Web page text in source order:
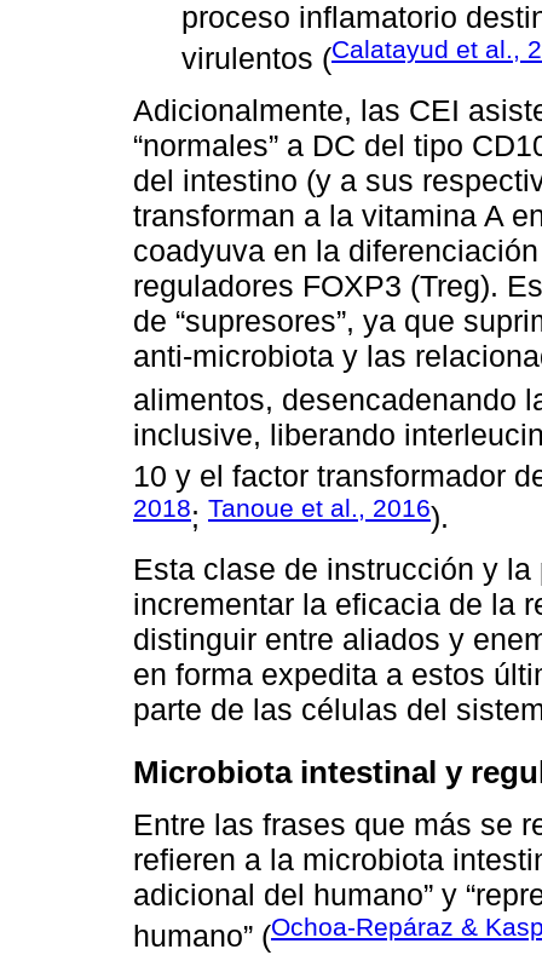
proceso inflamatorio
virulentos (Calatayud et al.,
Adicionalmente, las CEI
“normales” a DC del tipo
del intestino (y a sus
transforman a la vitamina A
coadyuva en la
reguladores FOXP3 (Treg).
de “supresores”, ya que
anti-microbiota y las
alimentos, desencadenando
inclusive, liberando
10 y el factor transformador
2018; Tanoue et al., 2016).
Esta clase de instrucción y
incrementar la eficacia de la
distinguir entre aliados y
en forma expedita a estos
parte de las células del
Microbiota intestinal y
Entre las frases que más se
refieren a la microbiota
adicional del humano” y
humano” (Ochoa-Repáraz &